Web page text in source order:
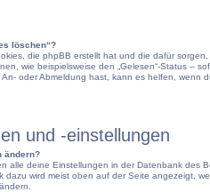
löschen“?
die phpBB erstellt hat und die dafür
wie beispielsweise den „Gelesen“-Status –
oder Abmeldung hast, kann es helfen, wenn
und -einstellungen
ändern?
alle deine Einstellungen in der Datenbank des
dazu wird meist oben auf der Seite angezeigt,